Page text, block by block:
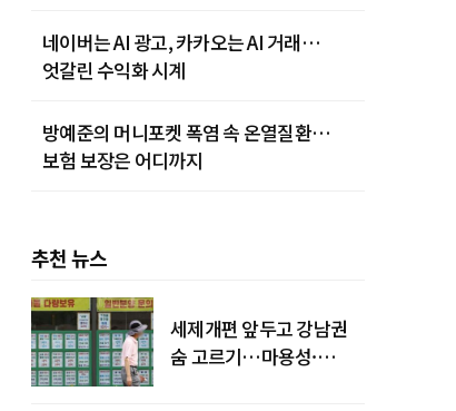
네이버는 AI 광고, 카카오는 AI 거래…
엇갈린 수익화 시계
방예준의 머니포켓 폭염 속 온열질환…
보험 보장은 어디까지
추천 뉴스
세제개편 앞두고 강남권
숨 고르기…마용성·